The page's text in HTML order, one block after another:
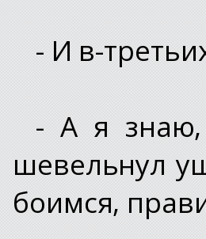
- И в-
- А я знаю,
шевельнул
боимся,